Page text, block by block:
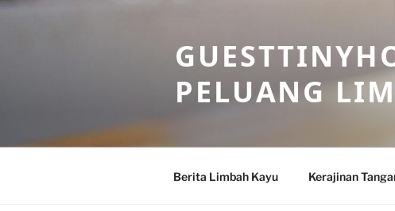
Skip
PELUANG
Berita Limbah Kayu Kerajinan